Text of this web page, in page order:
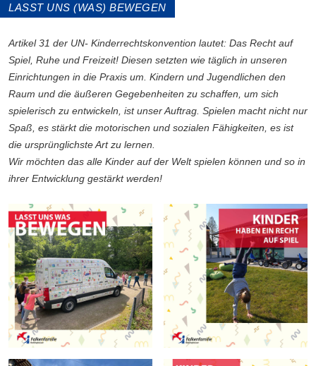
LASST UNS (WAS) BEWEGEN
Artikel 31 der UN- Kinderrechtskonvention lautet: Das Recht auf
Spiel, Ruhe und Freizeit! Diesen setzten wie täglich in unseren
Einrichtungen in die Praxis um. Kindern und Jugendlichen den
Raum und die äußeren Gegebenheiten zu schaffen, um sich
spielerisch zu entwickeln, ist unser Auftrag. Spielen macht nicht nur
Spaß, es stärkt die motorischen und sozialen Fähigkeiten, es ist
die ursprünglichste Art zu lernen.
Wir möchten das alle Kinder auf der Welt spielen können und so in
ihrer Entwicklung gestärkt werden!